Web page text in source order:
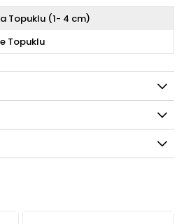
Topuklu (1- 4 cm)
Topuklu